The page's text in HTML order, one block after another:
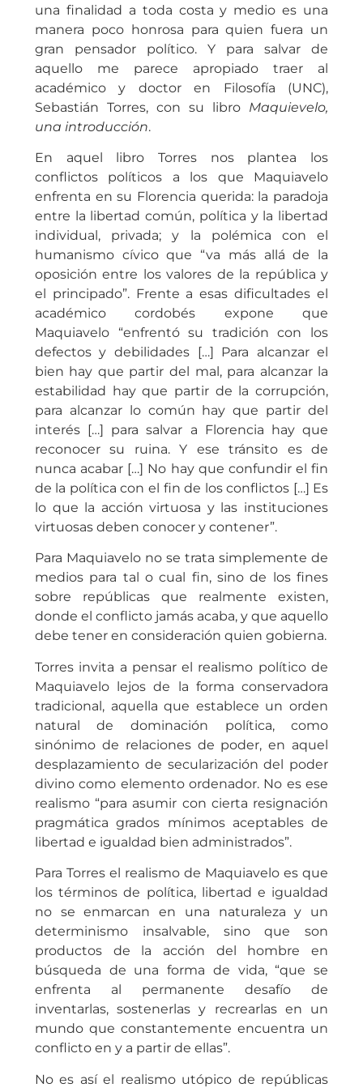
una finalidad a toda costa y medio es una
manera poco honrosa para quien fuera un
gran pensador político. Y para salvar de
aquello me parece apropiado traer al
académico y doctor en Filosofía (UNC),
Sebastián Torres, con su libro Maquievelo,
una introducción.
En aquel libro Torres nos plantea los
conflictos políticos a los que Maquiavelo
enfrenta en su Florencia querida: la paradoja
entre la libertad común, política y la libertad
individual, privada; y la polémica con el
humanismo cívico que “va más allá de la
oposición entre los valores de la república y
el principado”. Frente a esas dificultades el
académico cordobés expone que
Maquiavelo “enfrentó su tradición con los
defectos y debilidades […] Para alcanzar el
bien hay que partir del mal, para alcanzar la
estabilidad hay que partir de la corrupción,
para alcanzar lo común hay que partir del
interés […] para salvar a Florencia hay que
reconocer su ruina. Y ese tránsito es de
nunca acabar […] No hay que confundir el fin
de la política con el fin de los conflictos […] Es
lo que la acción virtuosa y las instituciones
virtuosas deben conocer y contener”.
Para Maquiavelo no se trata simplemente de
medios para tal o cual fin, sino de los fines
sobre repúblicas que realmente existen,
donde el conflicto jamás acaba, y que aquello
debe tener en consideración quien gobierna.
Torres invita a pensar el realismo político de
Maquiavelo lejos de la forma conservadora
tradicional, aquella que establece un orden
natural de dominación política, como
sinónimo de relaciones de poder, en aquel
desplazamiento de secularización del poder
divino como elemento ordenador. No es ese
realismo “para asumir con cierta resignación
pragmática grados mínimos aceptables de
libertad e igualdad bien administrados”.
Para Torres el realismo de Maquiavelo es que
los términos de política, libertad e igualdad
no se enmarcan en una naturaleza y un
determinismo insalvable, sino que son
productos de la acción del hombre en
búsqueda de una forma de vida, “que se
enfrenta al permanente desafío de
inventarlas, sostenerlas y recrearlas en un
mundo que constantemente encuentra un
conflicto en y a partir de ellas”.
No es así el realismo utópico de repúblicas